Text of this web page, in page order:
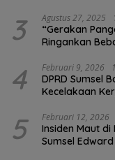
3 Agustus 27, 2025
“Gerakan
Ringankan
4 Februari 9, 2026
DPRD Sumsel
Kecelakaan
5 Februari 12, 2026
Insiden Maut di
Sumsel